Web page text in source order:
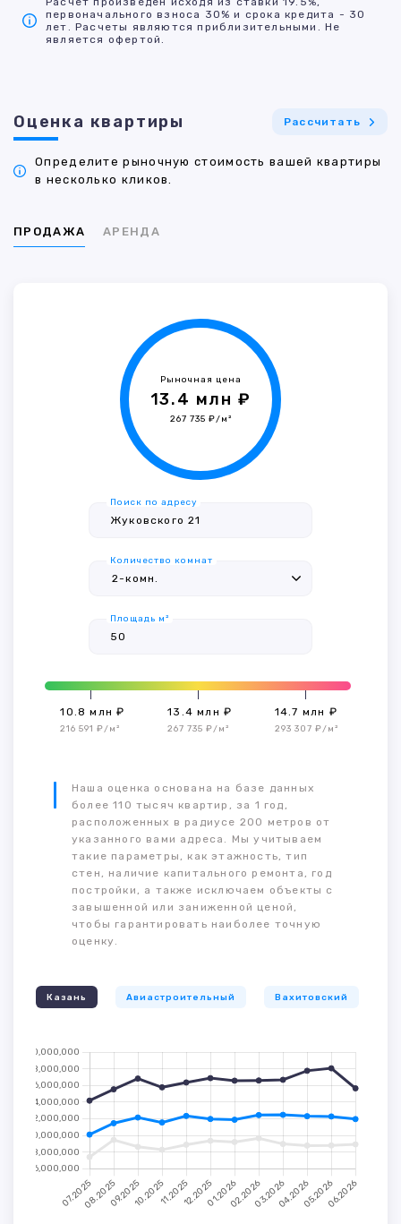
первоначального взноса 30% и срока кредита - 30
лет. Расчеты являются приблизительными. Не
является офертой.
Оценка квартиры Рассчитать
Определите рыночную стоимость вашей квартиры
в несколько кликов.
ПРОДАЖА АРЕНДА
Рыночная цена
13.4 млн ₽
267 735 ₽/м²
Поиск по адресу
Количество комнат
Площадь м²
10.8 млн ₽
216 591 ₽/м²
13.4 млн ₽
267 735 ₽/м²
14.7 млн ₽
293 307 ₽/м²
Наша оценка основана на базе данных
более 110 тысяч квартир, за 1 год,
расположенных в радиусе 200 метров от
указанного вами адреса. Мы учитываем
такие параметры, как этажность, тип
стен, наличие капитального ремонта, год
постройки, а также исключаем объекты с
завышенной или заниженной ценой,
чтобы гарантировать наиболее точную
оценку.
Казань Авиастроительный Вахитовский